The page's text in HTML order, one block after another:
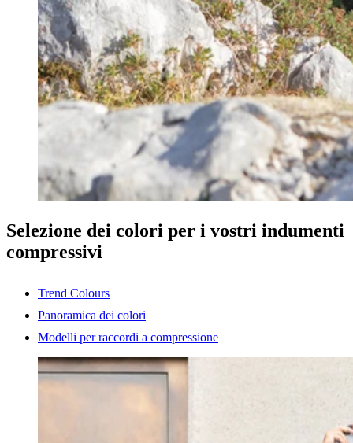
Selezione dei colori per i vostri indumenti
compressivi
Trend Colours
Panoramica dei colori
Modelli per raccordi a compressione